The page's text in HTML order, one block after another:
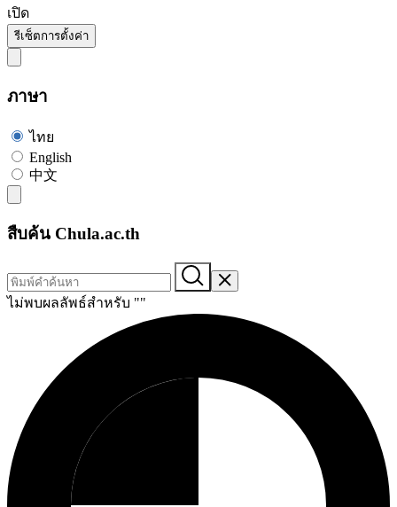
เปิด
รีเซ็ตการตั้งค่า
ภาษา
ไทย
English
中文
สืบค้น Chula.ac.th
ไม่พบผลลัพธ์สำหรับ ""